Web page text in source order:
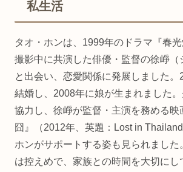
私生活
タオ・ホンは、1999年のドラマ『春
撮影中に共演した俳優・監督の徐崢（
と出会い、恋愛関係に発展しました。
結婚し、2008年に娘が生まれました
協力し、徐崢が監督・主演を務める映
囧』（2012年、英題：Lost in
ホンがサポートする姿も見られました
は控えめで、家族との時間を大切にし